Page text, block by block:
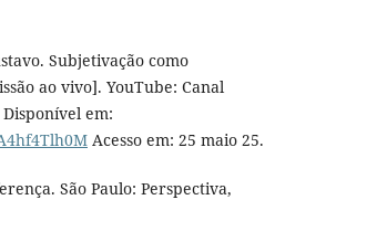
Subjetivação como
ao vivo]. YouTube: Canal
em:
Acesso em: 25 maio 25.
São Paulo: Perspectiva,